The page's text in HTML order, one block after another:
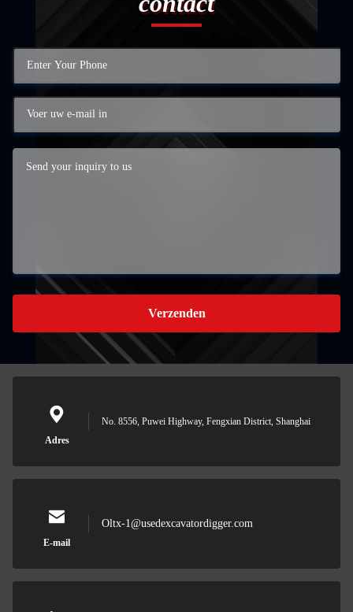
Verzenden
Adres
No. 8556, Puwei Highway, Fengxian District, Shanghai
E-mail
Oltx-1@usedexcavatordigger.com